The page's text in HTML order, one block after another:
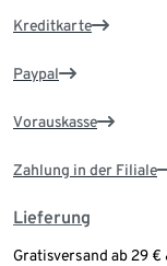
Kreditkarte
Paypal
Vorauskasse
Zahlung in der Filiale
Lieferung
Gratisversand ab 29 €